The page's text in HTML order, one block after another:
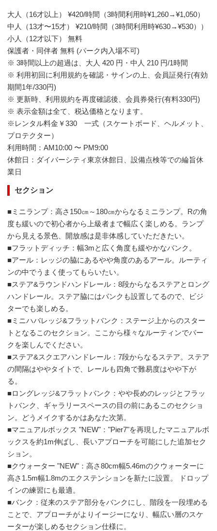
大人（16才以上） ¥420/時間（3時間利用時¥1,260→¥1,050）
中人（13才〜15才） ¥210/時間（3時間利用時¥630→¥530））
小人（12才以下） 無料
保護者・同伴者 無料 (パーク内入場不可)
※ 3時間以上の超過は、大人 420 円・中人 210 円/1時間
※ 利用初回に利用規約を確認・サインの上、会員証発行(有効
期間1年/330円)
※ 更新時、利用規約を再度確認後、会員券発行(有料330円)
※ 表示金額は全て、税込価格となります。
※レンタル料金￥330 一式（スケートボード、ヘルメット、
プロテクター）
利用時間：AM10:00 〜 PM9:00
休館日：ダイバーシティ東京休館日、設備点検等での綸旨休
業日
セクション
■ミニランプ：高さ150㎝～180㎝からなるミニランプ。Rの角
度も緩いので初心者から上級者まで幅広く楽しめる。ランプ
から見える景色、開放感は是非体感していただきたい。
■フラットディッチ：幅3mと広く角度も緩やかなバンク。
■アール：レッジの脇にあるやや角度のあるアール。ルーティ
ンの中でうまく使ってもらいたい。
■ステア&ラウンドハンドレール：8段からなるステアとロング
ハンドレール。ステア脇にはバンクも設置してるので、ビジ
ターでも楽しめる。
■ミニハバレッジ&フラットバンク：ステージ上からのスター
トとなるこのセクション。ここから様々なルーティンでパー
クを楽しんでください。
■ステア&スクエアハンドレール：7段からなるステア。ステア
の間隔はややタイトで、レールも四角で難易度はやや下が
る。
■ロングレッジ&フラットバンク：やや長めのレッジとフラッ
トバンク、ギャラリースペースの目の前にあるこのセクショ
ン。どうメイクするかはあなた次第。
■マニュアルボックス "NEW"："Pier7"を再現したマニュアルボ
ックスを約1m伸ばし、長いアプローチを可能にした追加セク
ション。
■クウォーター "NEW"：高さ80cm幅5.46mのクウォーターに
高さ1.5m幅1.8mのエクステンションを新たに設置。 ドロップ
インの練習にも最適。
■バンク：従来のステア部分をバンクにし、階段を一段埋める
ことで、アプローチがよりイージーになり、幅広い層のスケ
ーターが楽しめるセクション仕様に。